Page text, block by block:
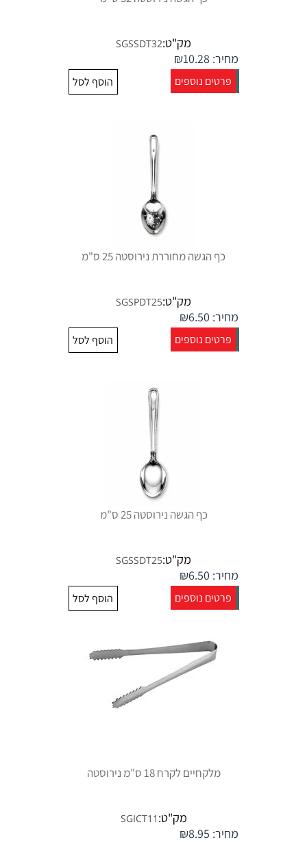
מק"ט:SGSSDT32
מחיר: ₪10.28
פרטים נוספים הוסף לסל
כף הגשה מחוררת נירוסטה 25 ס"מ
מק"ט:SGSPDT25
מחיר: ₪6.50
פרטים נוספים הוסף לסל
כף הגשה נירוסטה 25 ס"מ
מק"ט:SGSSDT25
מחיר: ₪6.50
פרטים נוספים הוסף לסל
מלקחיים לקרח 18 ס"מ נירוסטה
מק"ט: SGICT11
מחיר: ₪8.95